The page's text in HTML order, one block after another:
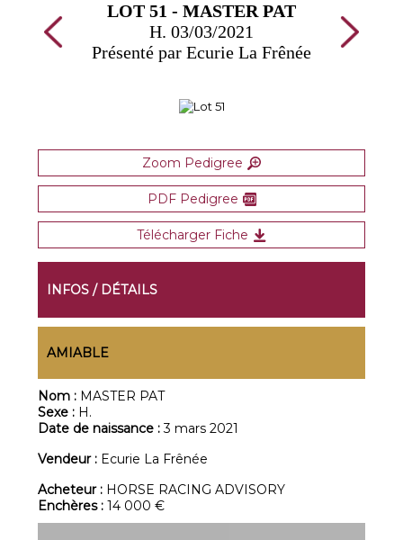
LOT 51 - MASTER PAT
H. 03/03/2021
Présenté par Ecurie La Frênée
Zoom Pedigree
PDF Pedigree
Télécharger Fiche
INFOS / DÉTAILS
AMIABLE
Nom : MASTER PAT
Sexe : H.
Date de naissance :3 mars 2021
Vendeur : Ecurie La Frênée
Acheteur : HORSE RACING ADVISORY
Enchères :14 000 €